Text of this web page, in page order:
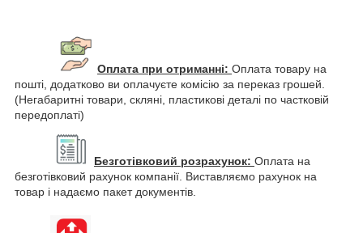
Оплата при отриманні: Оплата товару на
пошті, додатково ви оплачуєте комісію за переказ грошей.
(Негабаритні товари, скляні, пластикові деталі по частковій
передоплаті)
Безготівковий розрахунок: Оплата на
безготівковий рахунок компанії. Виставляємо рахунок на
товар і надаємо пакет документів.